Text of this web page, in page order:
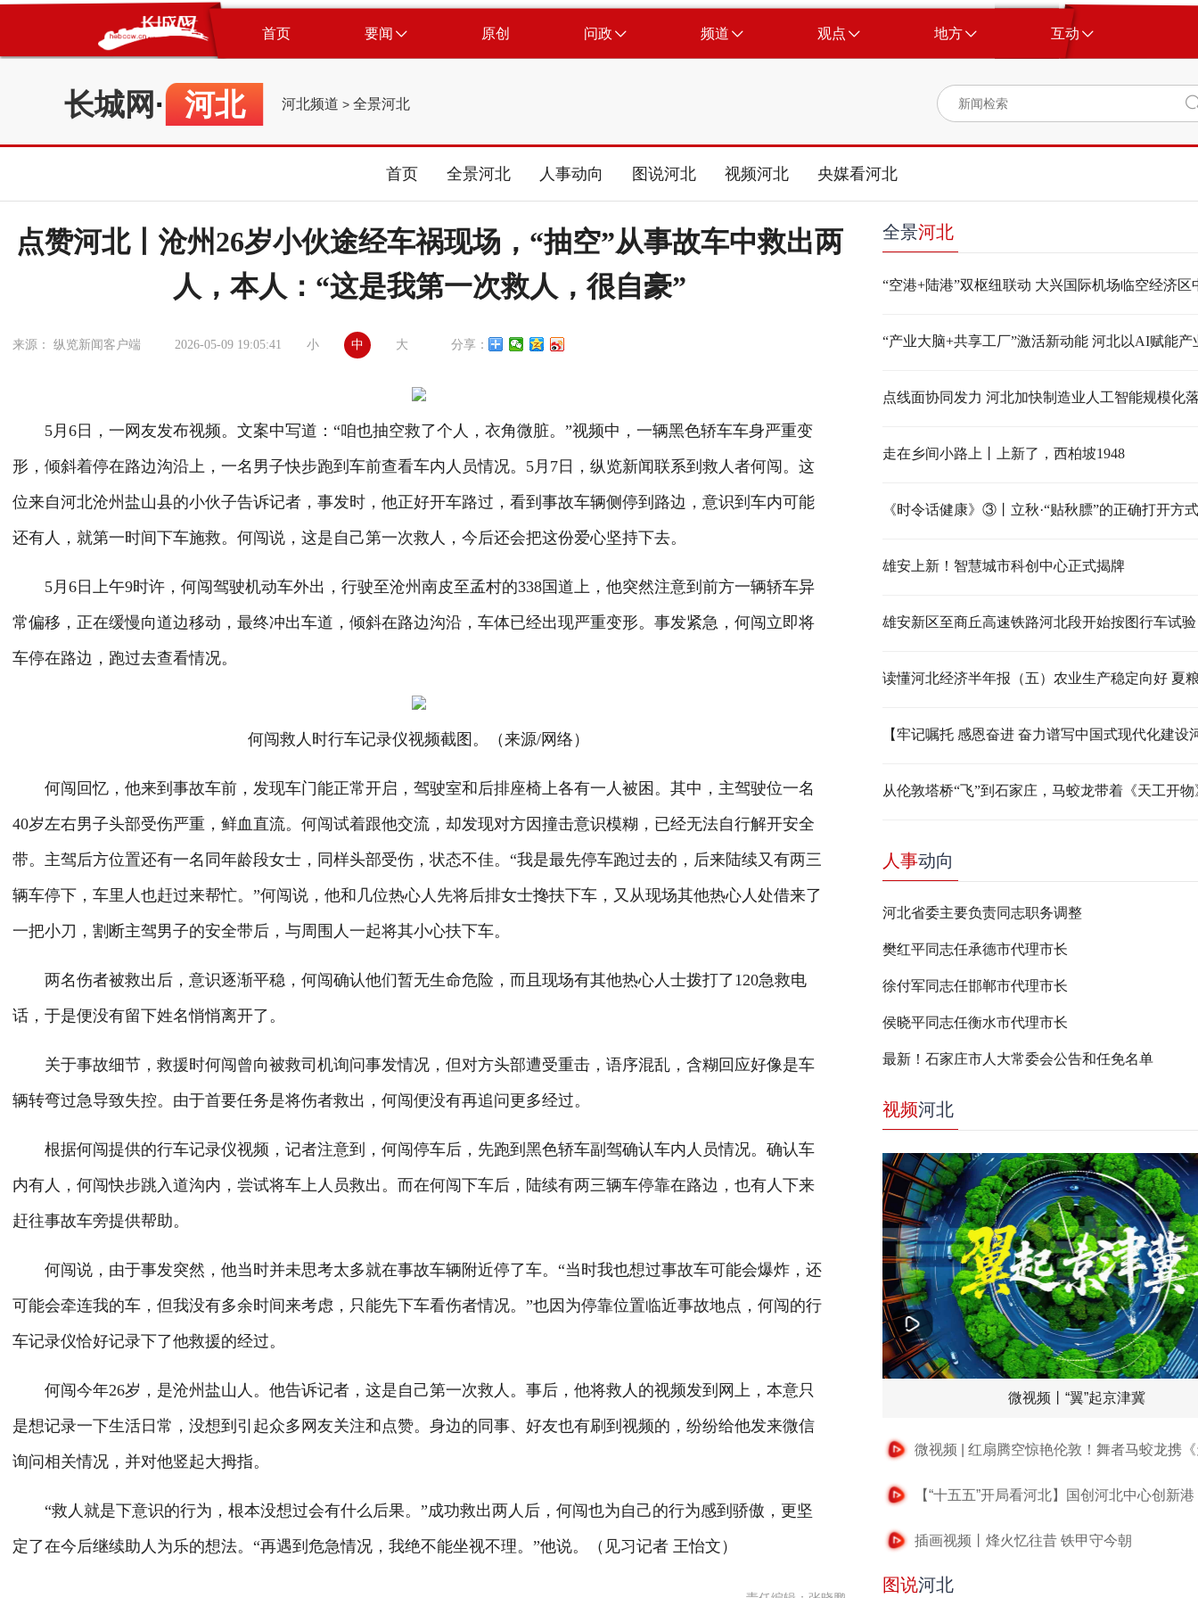
首页 要闻 原创 问政 频道 观点 地方 互动
长城网 · 河北 河北频道 > 全景河北
首页 全景河北 人事动向 图说河北 视频河北 央媒看河北
点赞河北丨沧州26岁小伙途经车祸现场，“抽空”从事故车中救出两
人，本人：“这是我第一次救人，很自豪”
来源： 纵览新闻客户端 2026-05-09 19:05:41 小 中 大 分享：
5月6日，一网友发布视频。文案中写道：“咱也抽空救了个人，衣角微脏。”视频中，一辆黑色轿车车身严重变
形，倾斜着停在路边沟沿上，一名男子快步跑到车前查看车内人员情况。5月7日，纵览新闻联系到救人者何闯。这
位来自河北沧州盐山县的小伙子告诉记者，事发时，他正好开车路过，看到事故车辆侧停到路边，意识到车内可能
还有人，就第一时间下车施救。何闯说，这是自己第一次救人，今后还会把这份爱心坚持下去。
5月6日上午9时许，何闯驾驶机动车外出，行驶至沧州南皮至孟村的338国道上，他突然注意到前方一辆轿车异
常偏移，正在缓慢向道边移动，最终冲出车道，倾斜在路边沟沿，车体已经出现严重变形。事发紧急，何闯立即将
车停在路边，跑过去查看情况。
何闯救人时行车记录仪视频截图。（来源/网络）
何闯回忆，他来到事故车前，发现车门能正常开启，驾驶室和后排座椅上各有一人被困。其中，主驾驶位一名
40岁左右男子头部受伤严重，鲜血直流。何闯试着跟他交流，却发现对方因撞击意识模糊，已经无法自行解开安全
带。主驾后方位置还有一名同年龄段女士，同样头部受伤，状态不佳。“我是最先停车跑过去的，后来陆续又有两三
辆车停下，车里人也赶过来帮忙。”何闯说，他和几位热心人先将后排女士搀扶下车，又从现场其他热心人处借来了
一把小刀，割断主驾男子的安全带后，与周围人一起将其小心扶下车。
两名伤者被救出后，意识逐渐平稳，何闯确认他们暂无生命危险，而且现场有其他热心人士拨打了120急救电
话，于是便没有留下姓名悄悄离开了。
关于事故细节，救援时何闯曾向被救司机询问事发情况，但对方头部遭受重击，语序混乱，含糊回应好像是车
辆转弯过急导致失控。由于首要任务是将伤者救出，何闯便没有再追问更多经过。
根据何闯提供的行车记录仪视频，记者注意到，何闯停车后，先跑到黑色轿车副驾确认车内人员情况。确认车
内有人，何闯快步跳入道沟内，尝试将车上人员救出。而在何闯下车后，陆续有两三辆车停靠在路边，也有人下来
赶往事故车旁提供帮助。
何闯说，由于事发突然，他当时并未思考太多就在事故车辆附近停了车。“当时我也想过事故车可能会爆炸，还
可能会牵连我的车，但我没有多余时间来考虑，只能先下车看伤者情况。”也因为停靠位置临近事故地点，何闯的行
车记录仪恰好记录下了他救援的经过。
何闯今年26岁，是沧州盐山人。他告诉记者，这是自己第一次救人。事后，他将救人的视频发到网上，本意只
是想记录一下生活日常，没想到引起众多网友关注和点赞。身边的同事、好友也有刷到视频的，纷纷给他发来微信
询问相关情况，并对他竖起大拇指。
“救人就是下意识的行为，根本没想过会有什么后果。”成功救出两人后，何闯也为自己的行为感到骄傲，更坚
定了在今后继续助人为乐的想法。“再遇到危急情况，我绝不能坐视不理。”他说。（见习记者 王怡文）
全景河北
点线面协同发力 河北加快制造业人工智能规模化
走在乡间小路上丨上新了，西柏坡1948
《时令话健康》③丨立秋·“贴秋膘”的正确打开方式
雄安上新！智慧城市科创中心正式揭牌
雄安新区至商丘高速铁路河北段开始按图行车试验
从伦敦塔桥“飞”到石家庄，马蛟龙带着《天工开
人事动向
河北省委主要负责同志职务调整
樊红平同志任承德市代理市长
徐付军同志任邯郸市代理市长
侯晓平同志任衡水市代理市长
最新！石家庄市人大常委会公告和任免名单
视频河北
微视频丨“翼”起京津冀
插画视频丨烽火忆往昔 铁甲守今朝
图说河北